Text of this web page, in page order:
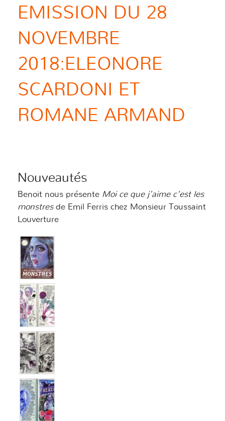
EMISSION DU 28
NOVEMBRE
2018:ELEONORE
SCARDONI ET
ROMANE ARMAND
Nouveautés
Benoit nous présente Moi ce que j’aime c’est les
monstresde Emil Ferris chez Monsieur Toussaint
Louverture